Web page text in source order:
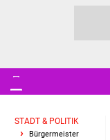
STADT & POLITIK
Bürgermeister